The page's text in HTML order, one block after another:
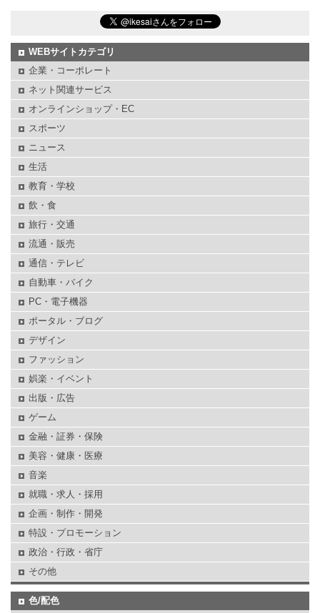
WEBサイトカテゴリ
企業・コーポレート
ネット関連サービス
オンラインショップ・EC
スポーツ
ニュース
生活
教育・学校
飲・食
旅行・交通
流通・販売
通信・テレビ
自動車・バイク
PC・電子機器
ポータル・ブログ
デザイン
ファッション
娯楽・イベント
出版・広告
ゲーム
金融・証券・保険
美容・健康・医療
音楽
就職・求人・採用
企画・制作・開発
特設・プロモーション
政治・行政・省庁
その他
色/配色